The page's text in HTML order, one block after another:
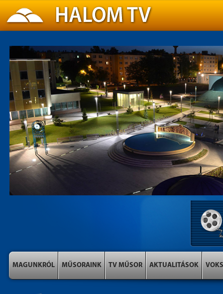
MAGUNKRÓL MŰSORAINK TV MŰSOR AKTUALITÁSOK VOKS